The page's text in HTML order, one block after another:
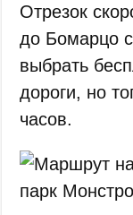
Отрезок
до Бомарцо
выбрать
дороги, но
часов.